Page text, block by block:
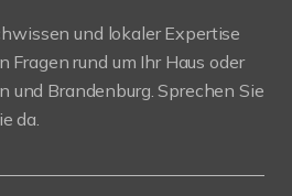
und lokaler Expertise
Fragen rund um Ihr Haus oder
und Brandenburg. Sprechen Sie
da.